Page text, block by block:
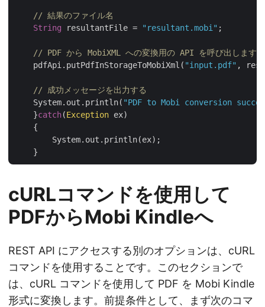
// 結果のファイル名
String resultantFile = "resultant.mobi" ;
// PDF から MobiXML への変換用の API を呼び出します。
    pdfApi.putPdfInStorageToMobiXml(
"input.pdf" ,
// 成功メッセージを出力する
    System.out.println(
"PDF to Mobi conversion
    }
catch(Exception ex)
    {
        System.out.println(ex);
cURLコマンドを使用して
PDFからMobi Kindleへ
REST API にアクセスする別のオプションは、cURL
コマンドを使用することです。このセクションで
は、cURL コマンドを使用して PDF を Mobi Kindle
形式に変換します。前提条件として、まず次のコマ